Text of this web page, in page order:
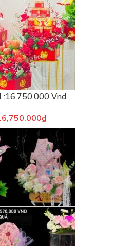
:16,750,000 Vnd
₫